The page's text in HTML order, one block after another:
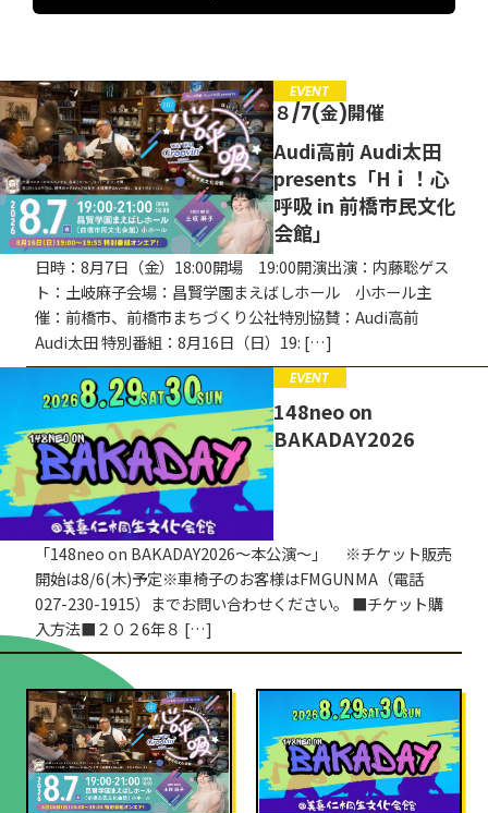
募集中
EVENT
CAMPAIGN
お知らせ
EVENT
８/7(金)開催
Audi高前 Audi太田
presents「Hｉ！心
呼吸 in 前橋市民文化
会館」
日時：8月7日（金）18:00開場 19:00開演出演：内藤聡ゲス
ト：土岐麻子会場：昌賢学園まえばしホール 小ホール主
催：前橋市、前橋市まちづくり公社特別協賛：Audi高前
Audi太田 特別番組：8月16日（日）19: […]
EVENT
148neo on
BAKADAY2026
「148neo on BAKADAY2026〜本公演〜」 ※チケット販売
開始は8/6(木)予定※車椅子のお客様はFMGUNMA（電話
027-230-1915）までお問い合わせください。 ■チケット購
入方法■２０２6年８ […]